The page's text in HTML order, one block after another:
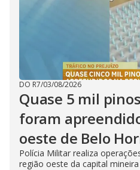
DO R7/03/08/2026
Quase 5 mil
foram
oeste de Belo
Polícia Militar realiza
região oeste da capital mineira